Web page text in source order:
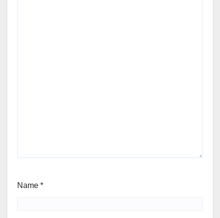
Name *